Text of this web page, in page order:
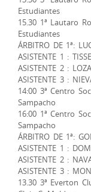
Estudiantes
15.30 1ª Lautaro
Estudiantes
ÁRBITRO DE 1ª:
ASISTENTE 1 :
ASISTENTE 2 :
ASISTENTE 3 :
14:00 3ª Centro
Sampacho
16:00 1ª Centro
Sampacho
ÁRBITRO DE 1ª:
ASISTENTE 1 :
ASISTENTE 2 :
ASISTENTE 3 :
13.30 3ª Everton